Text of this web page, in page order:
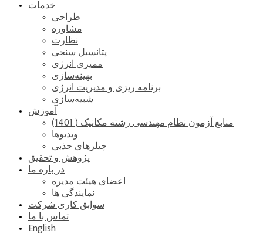
خدمات
طراحی
مشاوره
نظارت
پتانسیل سنجی
ممیزی انرژی
بهینه‌سازی
برنامه ریزی و مدیریت انرژی
شبیه‌سازی
آموزش
منابع آزمون نظام مهندسی رشته مکانیک ( 1401)
ویدیوها
چیلرهای جذبی
پژوهش و تحقیق
در باره ما
اعضای هیئت مدیره
نمایندگی ها
سوابق کاری شرکت
تماس با ما
English